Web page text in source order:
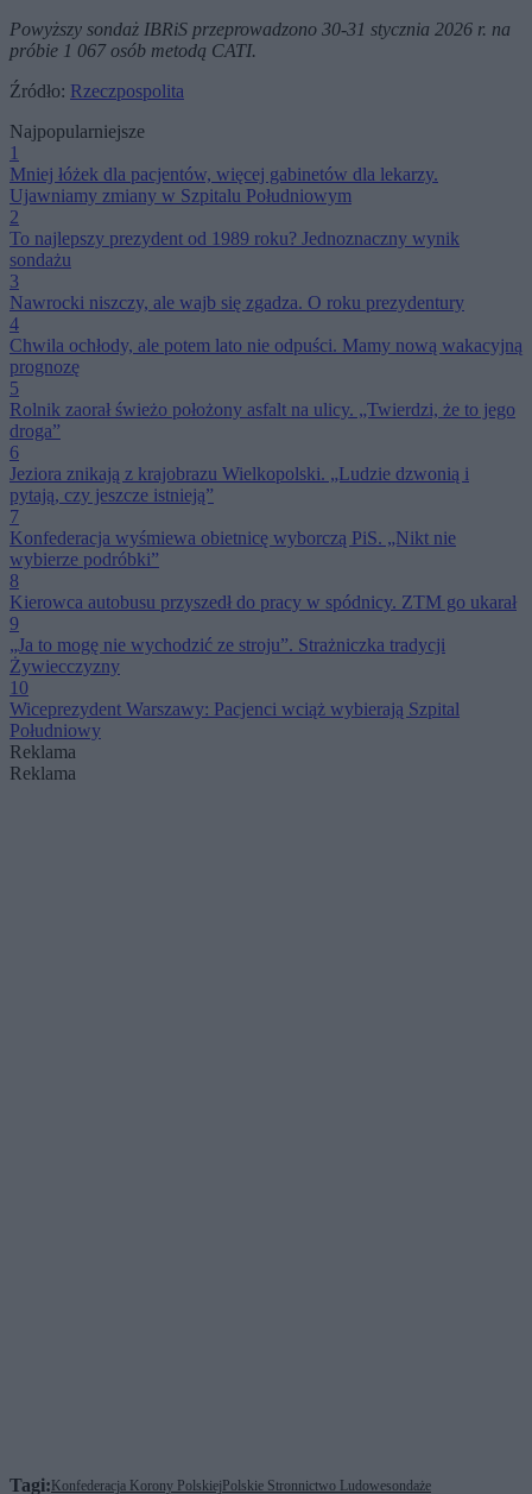
Powyższy sondaż IBRiS przeprowadzono 30-31 stycznia 2026 r. na
próbie 1 067 osób metodą CATI.
Źródło: Rzeczpospolita
Najpopularniejsze
1
Mniej łóżek dla pacjentów, więcej gabinetów dla lekarzy.
Ujawniamy zmiany w Szpitalu Południowym
2
To najlepszy prezydent od 1989 roku? Jednoznaczny wynik
sondażu
3
Nawrocki niszczy, ale wajb się zgadza. O roku prezydentury
4
Chwila ochłody, ale potem lato nie odpuści. Mamy nową wakacyjną
prognozę
5
Rolnik zaorał świeżo położony asfalt na ulicy. „Twierdzi, że to jego
droga”
6
Jeziora znikają z krajobrazu Wielkopolski. „Ludzie dzwonią i
pytają, czy jeszcze istnieją”
7
Konfederacja wyśmiewa obietnicę wyborczą PiS. „Nikt nie
wybierze podróbki”
8
Kierowca autobusu przyszedł do pracy w spódnicy. ZTM go ukarał
9
„Ja to mogę nie wychodzić ze stroju”. Strażniczka tradycji
Żywiecczyzny
10
Wiceprezydent Warszawy: Pacjenci wciąż wybierają Szpital
Południowy
Reklama
Reklama
Tagi:Konfederacja Korony PolskiejPolskie Stronnictwo Ludowesondaże